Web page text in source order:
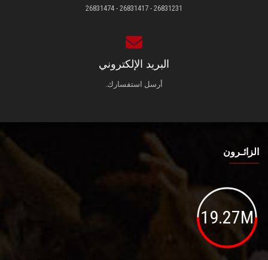
26831231 - 26831417 - 26831474
البريد الإلكتروني
أرسل استفسارك.
الزائـرون
19.27M